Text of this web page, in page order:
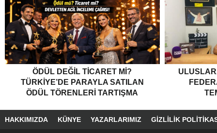
ÖDÜL DEĞIL TICARET MI?
TÜRKIYE’DE PARAYLA SATILAN
ÖDÜL TÖRENLERI TARTIŞMA
HAKKIMIZDA KÜNYE YAZARLARIMIZ GIZLILIK